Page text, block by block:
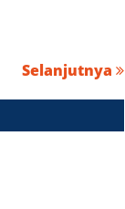
Selanjutnya